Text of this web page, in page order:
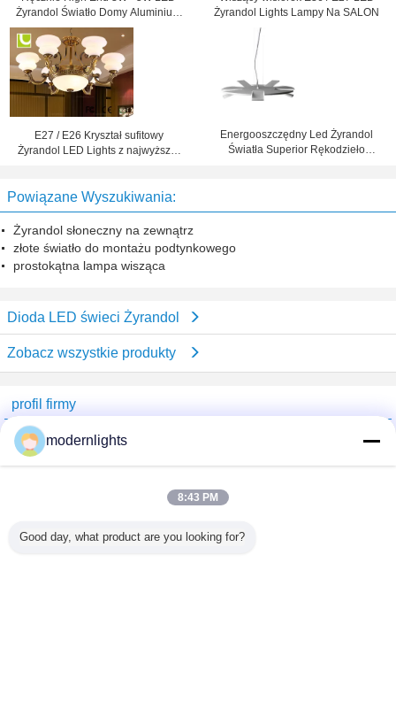
Żyrandol Światło Domy Aluminium
+ akryl
Żyrandol Lights Lampy Na SALON
E27 / E26 Kryształ sufitowy
Żyrandol LED Lights z najwyższej
Energooszczędny Led Żyrandol
Światła Superior Rękodzieło
Powiązane Wyszukiwania:
Żyrandol słoneczny na zewnątrz
złote światło do montażu podtynkowego
prostokątna lampa wisząca
Dioda LED świeci Żyrandol
Zobacz wszystkie produkty
profil firmy
China Lighting Online Marketplace
sprawdzonych dostawców
Verified Suplier
modernlights
8:43 PM
Good day, what product are you looking for?